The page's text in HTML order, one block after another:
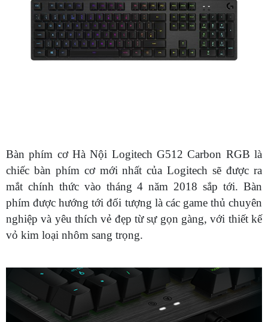
Bàn phím cơ Hà Nội Logitech G512 Carbon RGB là
chiếc bàn phím cơ mới nhất của Logitech sẽ được ra
mắt chính thức vào tháng 4 năm 2018 sắp tới. Bàn
phím được hướng tới đối tượng là các game thủ chuyên
nghiệp và yêu thích vẻ đẹp từ sự gọn gàng, với thiết kế
vỏ kim loại nhôm sang trọng.